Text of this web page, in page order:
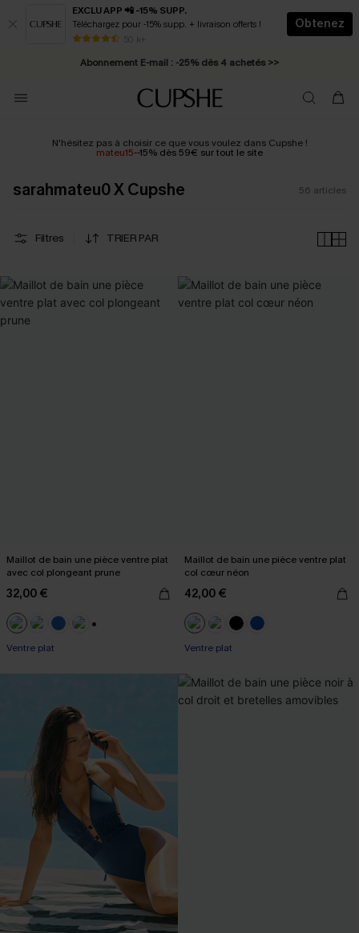
EXCLU APP 📲 -15% SUPP.
Téléchargez pour -15% supp. + livraison offerts !
50 k+
Obtenez
* Livraison éclair 2-3 jours ouvrés >>
Abonnement E-mail : -25% dès 4 achetés >>
N'hésitez pas à choisir ce que vous voulez dans Cupshe !
mateu15--15% dès 59€ sur tout le site
sarahmateu0 X Cupshe 56 articles
Filtres TRIER PAR
Maillot de bain une pièce ventre plat
avec col plongeant prune
32,00 €
Ventre plat
Maillot de bain une pièce ventre plat
col cœur néon
42,00 €
Ventre plat